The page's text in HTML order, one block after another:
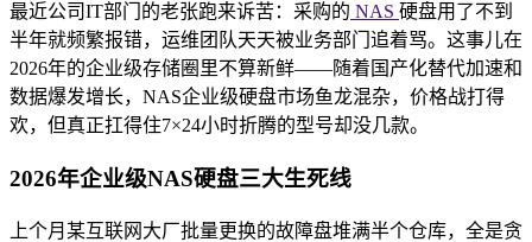
最近公司IT部门的老张跑来诉苦：采购的 NAS 硬盘用了不到
半年就频繁报错，运维团队天天被业务部门追着骂。这事儿在
2026年的企业级存储圈里不算新鲜——随着国产化替代加速和
数据爆发增长，NAS企业级硬盘市场鱼龙混杂，价格战打得
欢，但真正扛得住7×24小时折腾的型号却没几款。
2026年企业级NAS硬盘三大生死线
上个月某互联网大厂批量更换的故障盘堆满半个仓库，全是贪